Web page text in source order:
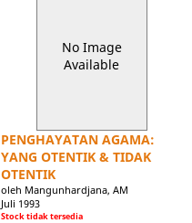
No Image
Available
PENGHAYATAN AGAMA:
YANG OTENTIK & TIDAK
OTENTIK
oleh Mangunhardjana, AM
Juli 1993
Stock tidak tersedia